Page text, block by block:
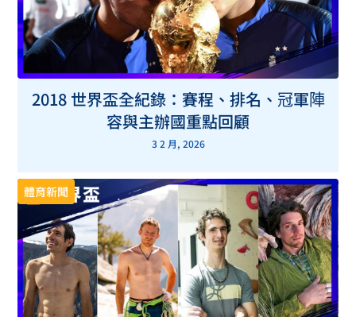
2018 世界盃全紀錄：賽程、排名、冠軍陣
容與主辦國重點回顧
3 2 月, 2026
體育新聞